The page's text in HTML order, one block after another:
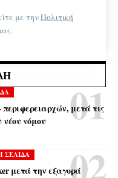
με τηνΠολιτική
μετά τις
νέου νόμου
ΣΕΛΙΔΑ
μετά την εξαγορά